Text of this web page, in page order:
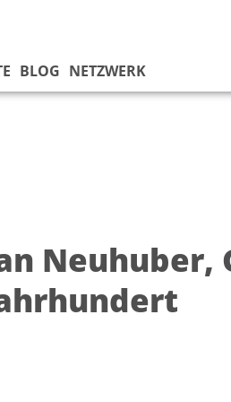
BLOG NETZWERK
Neuhuber,